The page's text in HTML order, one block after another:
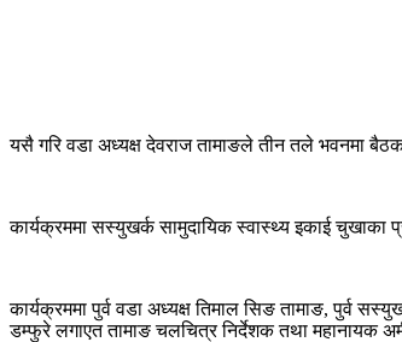
यसै गरि वडा अध्यक्ष देवराज तामाङले तीन तले भवनमा
कार्यक्रममा सस्युखर्क सामुदायिक स्वास्थ्य इकाई चुखाका
कार्यक्रममा पुर्व वडा अध्यक्ष तिमाल सिङ तामाङ, पुर्व
डम्फुरे लगाएत तामाङ चलचित्र निर्देशक तथा महानायक